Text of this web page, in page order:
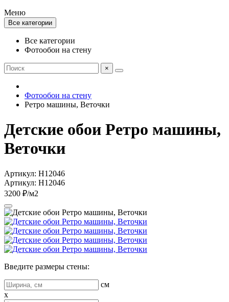
Меню
Все категории
Все категории
Фотообои на стену
×
Фотообои на стену
Ретро машины, Веточки
Детские обои Ретро машины,
Веточки
Артикул: H12046
Артикул: H12046
3200 ₽/м2
Введите размеры стены:
см
x